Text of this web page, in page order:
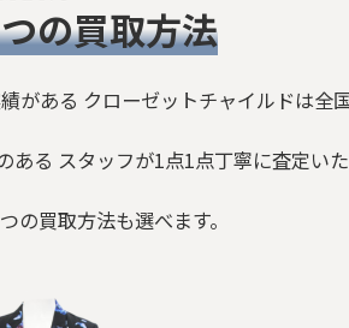
の買取方法
がある クローゼットチャイルドは全
ある スタッフが1点1点丁寧に査定い
の買取方法も選べます。